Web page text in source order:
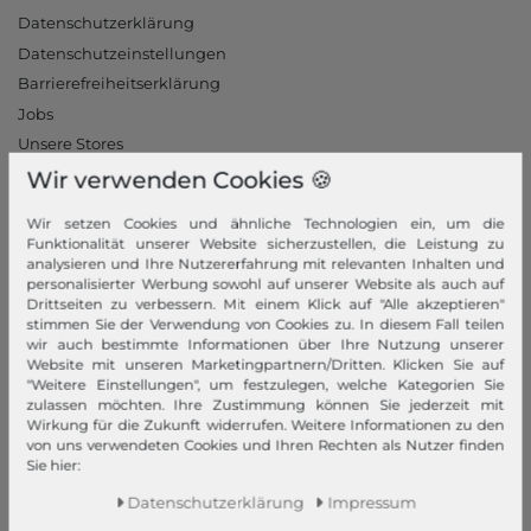
Datenschutzerklärung
Datenschutzeinstellungen
Barrierefreiheitserklärung
Jobs
Unsere Stores
Mein Konto
Login
Neukunde?
Informationen
Kontakt
Rücksendung
Rückrufservice
Hilfe & FAQ
Zahlung und Versand
Wir verwenden Cookies 🍪
Wir setzen Cookies und ähnliche Technologien ein, um die
Funktionalität unserer Website sicherzustellen, die Leistung zu
analysieren und Ihre Nutzererfahrung mit relevanten Inhalten und
personalisierter Werbung sowohl auf unserer Website als auch auf
Drittseiten zu verbessern. Mit einem Klick auf "Alle akzeptieren"
stimmen Sie der Verwendung von Cookies zu. In diesem Fall teilen
wir auch bestimmte Informationen über Ihre Nutzung unserer
Website mit unseren Marketingpartnern/Dritten. Klicken Sie auf
"Weitere Einstellungen", um festzulegen, welche Kategorien Sie
zulassen möchten. Ihre Zustimmung können Sie jederzeit mit
Wirkung für die Zukunft widerrufen. Weitere Informationen zu den
von uns verwendeten Cookies und Ihren Rechten als Nutzer finden
Sie hier:
Daten­schutz­erklärung Impressum